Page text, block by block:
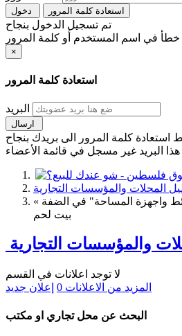
استعادة كلمة المرور
تم تسجيل الدخول بنجاح
×
استعادة كلمة المرور
البريد
هذا البريد غير مسجل في قائمة الأعضاء
المحلات والمؤسسات التجارية
واجهزة المساحة" في الضفة »
بيت لحم
والمؤسسات التجارية
لا توجد اعلانات في القسم
المزيد من الاعلانات 0 إعلان جديد
البحث عن محل تجاري او مكتب